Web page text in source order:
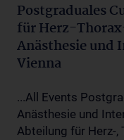
Postgraduales
für Herz-
Anästhesie und
Vienna
...All Events
Anästhesie und
Abteilung für Herz-,